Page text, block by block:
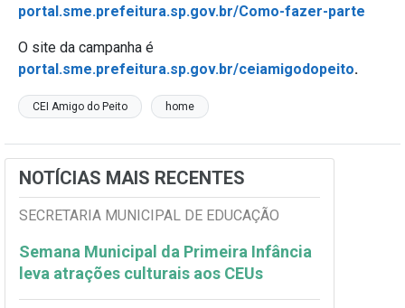
portal.sme.prefeitura.sp.gov.br/Como-fazer-parte
O site da campanha é
portal.sme.prefeitura.sp.gov.br/ceiamigodopeito.
CEI Amigo do Peito home
NOTÍCIAS MAIS RECENTES
SECRETARIA MUNICIPAL DE EDUCAÇÃO
Semana Municipal da Primeira Infância
leva atrações culturais aos CEUs